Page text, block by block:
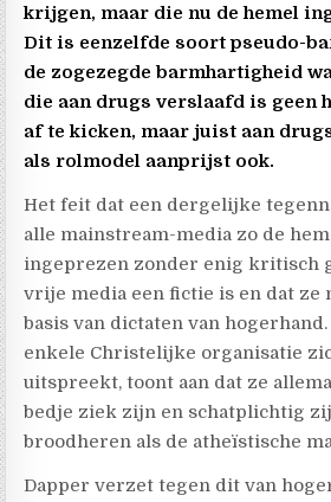
krijgen, maar die nu de hemel
Dit is eenzelfde soort pseudo-
de zogezegde barmhartigheid
die aan drugs verslaafd is geen
af te kicken, maar juist aan
als rolmodel aanprijst ook.
Het feit dat een dergelijke
alle mainstream-media zo de
ingeprezen zonder enig kritisch
vrije media een fictie is en dat ze
basis van dictaten van
enkele Christelijke organisatie
uitspreekt, toont aan dat ze
bedje ziek zijn en schatplichtig
broodheren als de atheïstische
Dapper verzet tegen dit van